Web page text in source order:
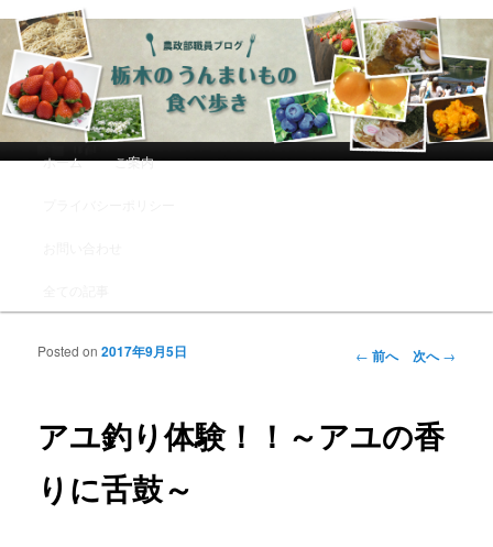
農政部職員ブログ「栃木のうんまい
もの食べ歩き」
メインコンテンツへ移動
サブコンテンツへ移動
ホーム ご案内
投稿ナビゲーシ
← 前へ 次へ→
アユ釣り体験！！～アユの香
りに舌鼓～
Posted on2017年9月5日